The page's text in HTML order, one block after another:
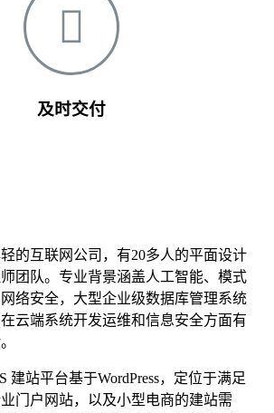
及时交付
互联网公司，有20多人的平面设计
团队。专业背景涵盖人工智能、模式
络安全，大型企业级数据库管理系统
云端系统开发运维和信息安全方面有
站平台基于WordPress，定位于满足
门户网站，以及小型电商的建站需